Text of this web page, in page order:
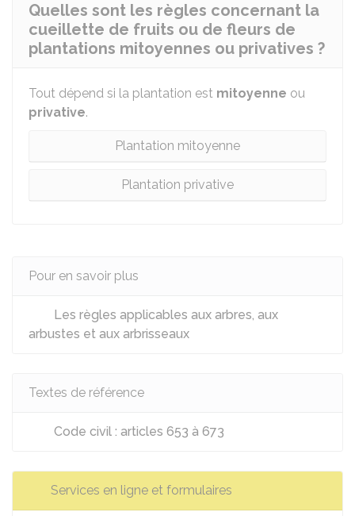
Quelles sont les règles concernant la
cueillette de fruits ou de fleurs de
plantations mitoyennes ou privatives ?
Tout dépend si la plantation est mitoyenne ou
privative.
Plantation mitoyenne
Plantation privative
Pour en savoir plus
Les règles applicables aux arbres, aux
arbustes et aux arbrisseaux
Textes de référence
Code civil : articles 653 à 673
Services en ligne et formulaires